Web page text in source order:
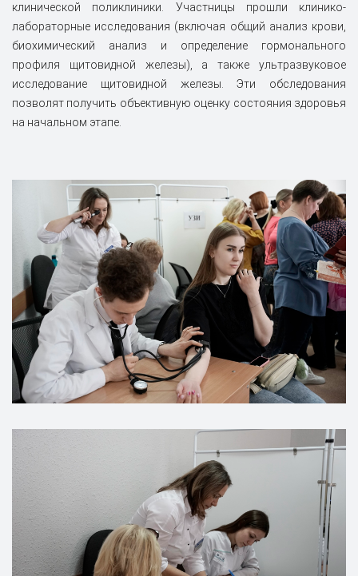
клинической поликлиники. Участницы прошли клинико-
лабораторные исследования (включая общий анализ крови,
биохимический анализ и определение гормонального
профиля щитовидной железы), а также ультразвуковое
исследование щитовидной железы. Эти обследования
позволят получить объективную оценку состояния здоровья
на начальном этапе.